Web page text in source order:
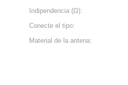
Indipendencia (Ω):
Conecte el tipo:
Material de la antena: